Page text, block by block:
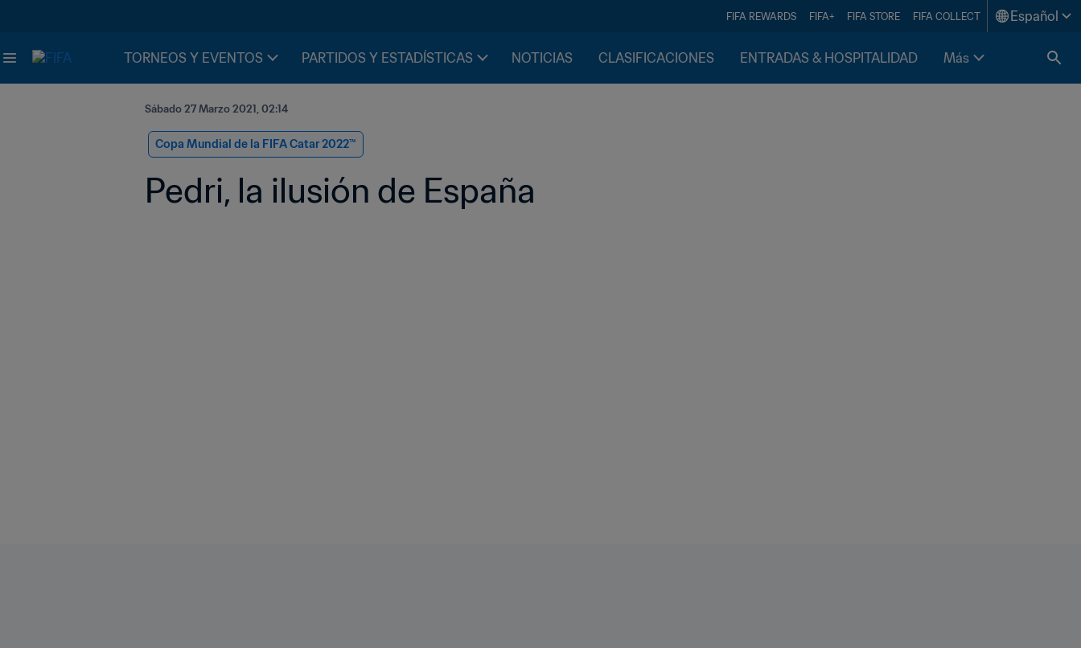
FIFA REWARDS FIFA+ FIFA STORE FIFA COLLECT Español
TORNEOS Y EVENTOS PARTIDOS Y ESTADÍSTICAS NOTICIAS CLASIFICACIONES ENTRADAS & HOSPITALIDAD Más
Sábado 27 Marzo 2021, 02:14
Copa Mundial de la FIFA Catar 2022™
Pedri, la ilusión de España